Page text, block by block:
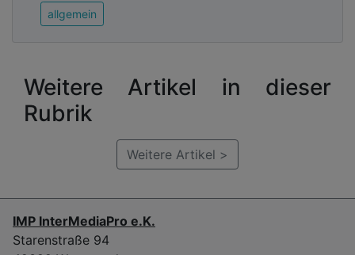
allgemein
Weitere Artikel in dieser
Rubrik
Weitere Artikel >
IMP InterMediaPro e.K.
Starenstraße 94